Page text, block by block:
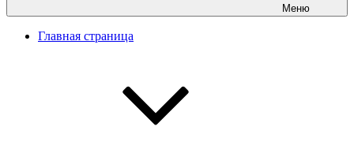
Меню
Главная страница